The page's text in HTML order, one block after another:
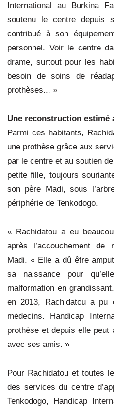
International au Burkina
soutenu le centre depuis
contribué à son
personnel. Voir le centre
drame, surtout pour les
besoin de soins de
prothèses... »
Une reconstruction estimé
Parmi ces habitants,
une prothèse grâce aux
par le centre et au soutien
petite fille, toujours
son père Madi, sous
périphérie de Tenkodogo.
« Rachidatou a eu
après l’accouchement de
Madi. « Elle a dû être
sa naissance pour
malformation en
en 2013, Rachidatou a pu
médecins. Handicap
prothèse et depuis elle peut
avec ses amis. »
Pour Rachidatou et toutes
des services du centre
Tenkodogo, Handicap